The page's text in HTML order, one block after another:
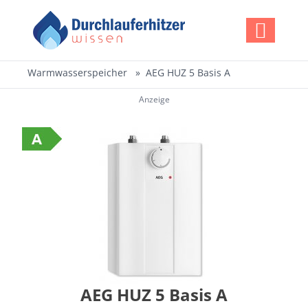
Warmwasserspeicher AEG HUZ 5 Basis A
Anzeige
AEG HUZ 5 Basis A